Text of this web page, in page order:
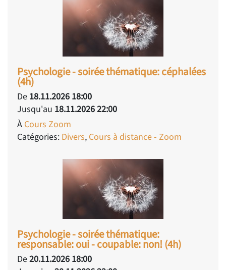
Psychologie - soirée thématique: céphalées
(4h)
De 18.11.2026 18:00
Jusqu'au 18.11.2026 22:00
À Cours Zoom
Catégories: Divers, Cours à distance - Zoom
Psychologie - soirée thématique:
responsable: oui - coupable: non! (4h)
De20.11.2026 18:00